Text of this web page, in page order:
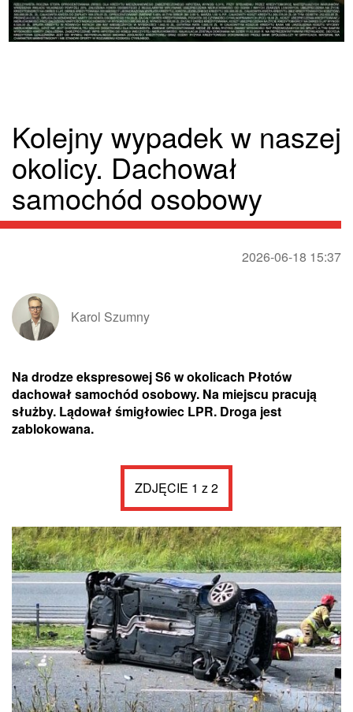
Kolejny wypadek w naszej
okolicy. Dachował
samochód osobowy
2026-06-18 15:37
Karol Szumny
Na drodze ekspresowej S6 w okolicach Płotów
dachował samochód osobowy. Na miejscu pracują
służby. Lądował śmigłowiec LPR. Droga jest
zablokowana.
ZDJĘCIE 1 z 2